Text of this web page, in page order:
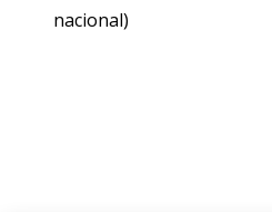
nacional)